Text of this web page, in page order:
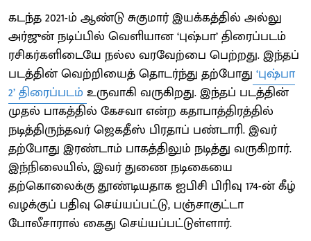
கடந்த 2021-ம் ஆண்டு சுகுமார் இயக்கத்தில் அல்லு
அர்ஜுன் நடிப்பில் வெளியான ‘புஷ்பா’ திரைப்படம்
ரசிகர்களிடையே நல்ல வரவேற்பை பெற்றது. இந்தப்
படத்தின் வெற்றியைத் தொடர்ந்து தற்போது ‘புஷ்பா
2’ திரைப்படம் உருவாகி வருகிறது. இந்தப் படத்தின்
முதல் பாகத்தில் கேசவா என்ற கதாபாத்திரத்தில்
நடித்திருந்தவர் ஜெகதீஸ் பிரதாப் பண்டாரி. இவர்
தற்போது இரண்டாம் பாகத்திலும் நடித்து வருகிறார்.
இந்நிலையில், இவர் துணை நடிகையை
தற்கொலைக்கு தூண்டியதாக ஐபிசி பிரிவு 174-ன் கீழ்
வழக்குப் பதிவு செய்யப்பட்டு, பஞ்சாகுட்டா
போலீசாரால் கைது செய்யப்பட்டுள்ளார்.